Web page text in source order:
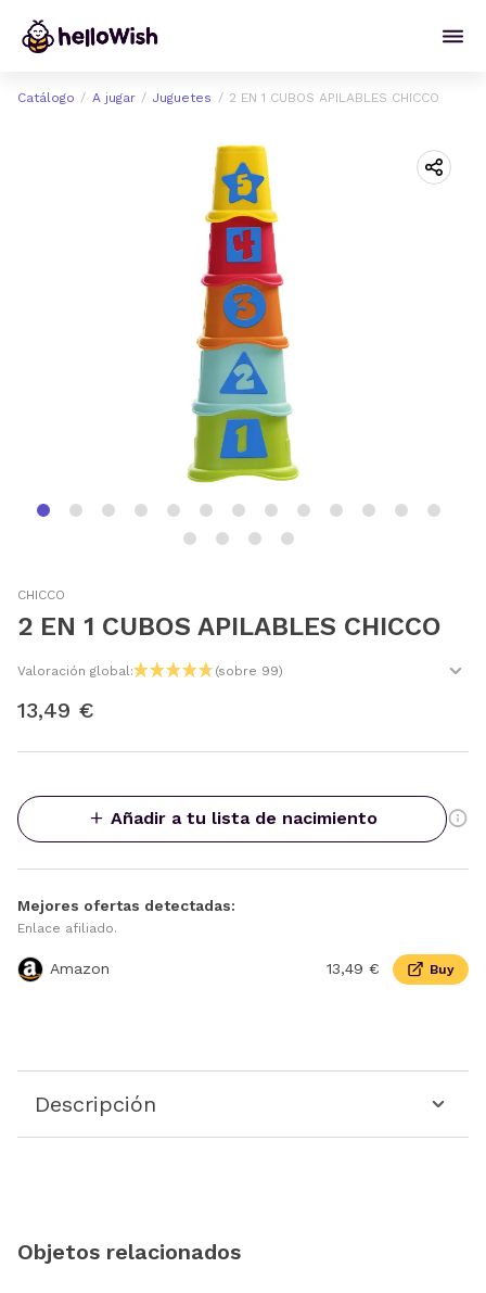
Catálogo A jugar Juguetes 2 EN 1 CUBOS APILABLES CHICCO
CHICCO
2 EN 1 CUBOS APILABLES CHICCO
Valoración global: (sobre 99)
13,49 €
Añadir a tu lista de nacimiento
Mejores ofertas detectadas:
Enlace afiliado.
Amazon 13,49 € Buy
Descripción
Objetos relacionados